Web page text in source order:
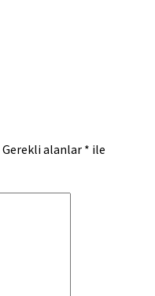
Gerekli alanlar * ile